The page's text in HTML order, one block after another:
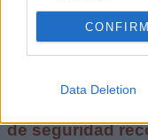
CONFIRM
Data Deletion
En los espacios
obligatoria sólo
de seguridad